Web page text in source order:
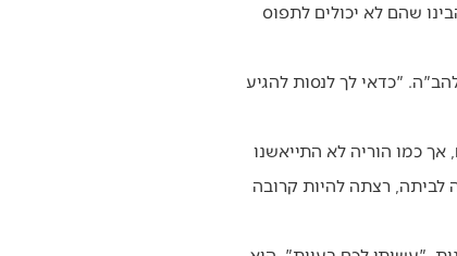
שהם לא יכולים לתפוס
"כדאי לך לנסות להגיע
כמו הוריה לא התייאשנו
רצתה להיות קרובה